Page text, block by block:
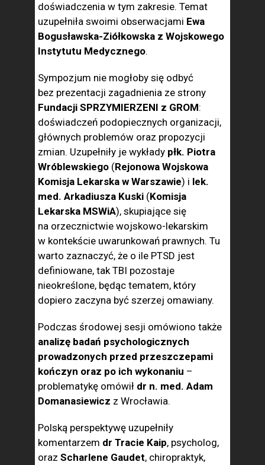
doświadczenia w tym zakresie. Temat
uzupełniła swoimi obserwacjami Ewa
Bogusławska-Ziółkowska z Wojskowego
Instytutu Medycznego.
Sympozjum nie mogłoby się odbyć
bez prezentacji zagadnienia ze strony
Fundacji SPRZYMIERZENI z GROM:
doświadczeń podopiecznych organizacji,
głównych problemów oraz propozycji
zmian. Uzupełniły je wykłady płk. Piotra
Wróblewskiego (Rejonowa Wojskowa
Komisja Lekarska w Warszawie) i lek.
med. Arkadiusza Kuski (Komisja
Lekarska MSWiA), skupiające się
na orzecznictwie wojskowo-lekarskim
w kontekście uwarunkowań prawnych. Tu
warto zaznaczyć, że o ile PTSD jest
definiowane, tak TBI pozostaje
nieokreślone, będąc tematem, który
dopiero zaczyna być szerzej omawiany.
Podczas środowej sesji omówiono także
analizę badań psychologicznych
prowadzonych przed przeszczepami
kończyn oraz po ich wykonaniu –
problematykę omówił dr n. med. Adam
Domanasiewicz z Wrocławia.
Polską perspektywę uzupełniły
komentarzem dr Tracie Kaip, psycholog,
oraz Scharlene Gaudet, chiropraktyk,